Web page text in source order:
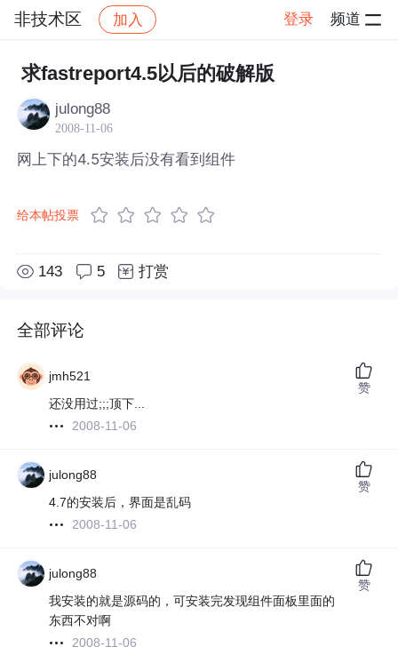
非技术区 加入 登录 频道
社区 非技术区 帖子详情
求fastreport4.5以后的破解版
julong88
2008-11-06
网上下的4.5安装后没有看到组件
给本帖投票
143 5 打赏
全部评论
jmh521
还没用过;;;顶下...
2008-11-06
赞
julong88
4.7的安装后，界面是乱码
2008-11-06
赞
julong88
我安装的就是源码的，可安装完发现组件面板里面的
东西不对啊
2008-11-06
赞